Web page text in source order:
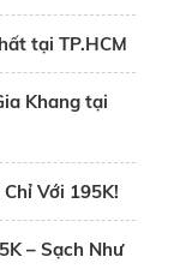
tại TP.HCM
Khang tại
Với 195K!
– Sạch Như